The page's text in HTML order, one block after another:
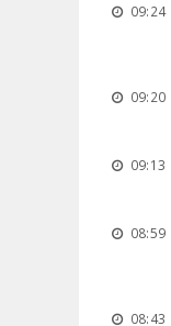
09:24
09:20
09:13
08:59
08:43